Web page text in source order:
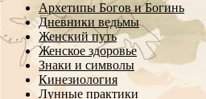
Архетипы Богов и Богинь
Дневники ведьмы
Женский путь
Женское здоровье
Знаки и символы
Кинезиология
Лунные практики